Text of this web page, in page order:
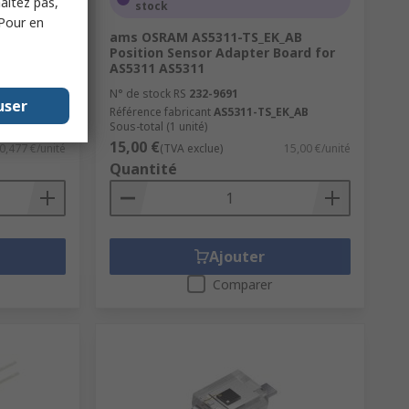
950
0,477 €/unité
stock
ams OSRAM AS5311-TS_EK_AB
Position Sensor Adapter Board for
AS5311 AS5311
N° de stock RS 232-9691
Référence fabricantAS5311-TS_EK_AB
Sous-total (1 unité)
15,00 €(TVA exclue) 15,00 €/unité
Quantité
Ajouter
Comparer
en